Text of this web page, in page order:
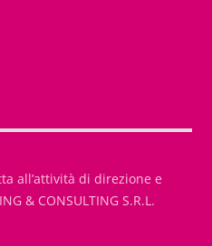
all’attività di direzione e
& CONSULTING S.R.L.